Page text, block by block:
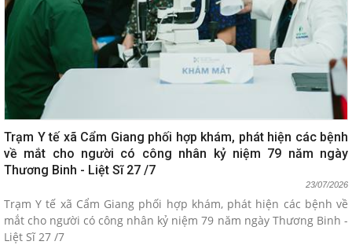
Trạm Y tế xã Cẩm Giang phối hợp khám, phát hiện các bệnh
về mắt cho người có công nhân kỷ niệm 79 năm ngày
Thương Binh - Liệt Sĩ 27 /7
23/07/2026
Trạm Y tế xã Cẩm Giang phối hợp khám, phát hiện các bệnh về
mắt cho người có công nhân kỷ niệm 79 năm ngày Thương Binh -
Liệt Sĩ 27 /7